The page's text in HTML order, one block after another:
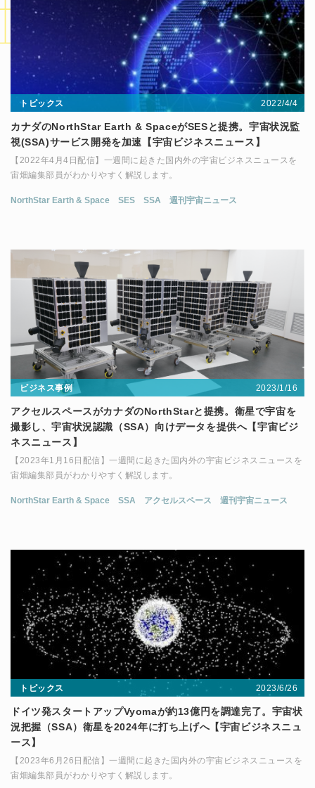
トピックス 2022/4/4
カナダのNorthStar Earth & SpaceがSESと提携。宇宙状況監
視(SSA)サービス開発を加速【宇宙ビジネスニュース】
【2022年4月4日配信】一週間に起きた国内外の宇宙ビジネスニュースを
宙畑編集部員がわかりやすく解説します。
NorthStar Earth & Space SES SSA 週刊宇宙ニュース
ビジネス事例 2023/1/16
アクセルスペースがカナダのNorthStarと提携。衛星で宇宙を
撮影し、宇宙状況認識（SSA）向けデータを提供へ【宇宙ビジ
ネスニュース】
【2023年1月16日配信】一週間に起きた国内外の宇宙ビジネスニュースを
宙畑編集部員がわかりやすく解説します。
NorthStar Earth & Space SSA アクセルスペース 週刊宇宙ニュース
トピックス 2023/6/26
ドイツ発スタートアップVyomaが約13億円を調達完了。宇宙状
況把握（SSA）衛星を2024年に打ち上げへ【宇宙ビジネスニュ
ース】
【2023年6月26日配信】一週間に起きた国内外の宇宙ビジネスニュースを
宙畑編集部員がわかりやすく解説します。